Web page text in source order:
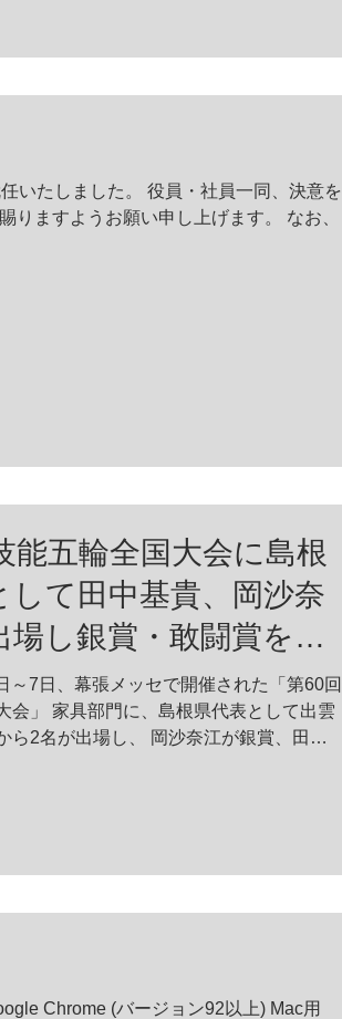
いたしました。 役員・社員一同、決意を
ますようお願い申し上げます。 なお、
能五輪全国大会に島根
して田中基貴、岡沙奈
場し銀賞・敢闘賞を受
～7日、幕張メッセで開催された「第60回
会」 家具部門に、島根県代表として出雲
ら2名が出場し、 岡沙奈江が銀賞、田中
Chrome (バージョン92以上) Mac用